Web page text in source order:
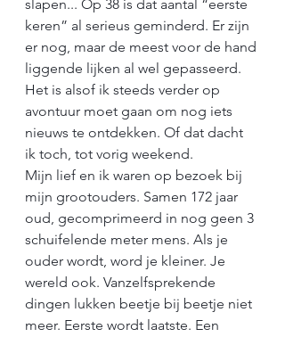
slapen... Op 38 is dat aantal “eerste
keren” al serieus geminderd. Er zijn
er nog, maar de meest voor de hand
liggende lijken al wel gepasseerd.
Het is alsof ik steeds verder op
avontuur moet gaan om nog iets
nieuws te ontdekken. Of dat dacht
ik toch, tot vorig weekend.
Mijn lief en ik waren op bezoek bij
mijn grootouders. Samen 172 jaar
oud, gecomprimeerd in nog geen 3
schuifelende meter mens. Als je
ouder wordt, word je kleiner. Je
wereld ook. Vanzelfsprekende
dingen lukken beetje bij beetje niet
meer. Eerste wordt laatste. Een